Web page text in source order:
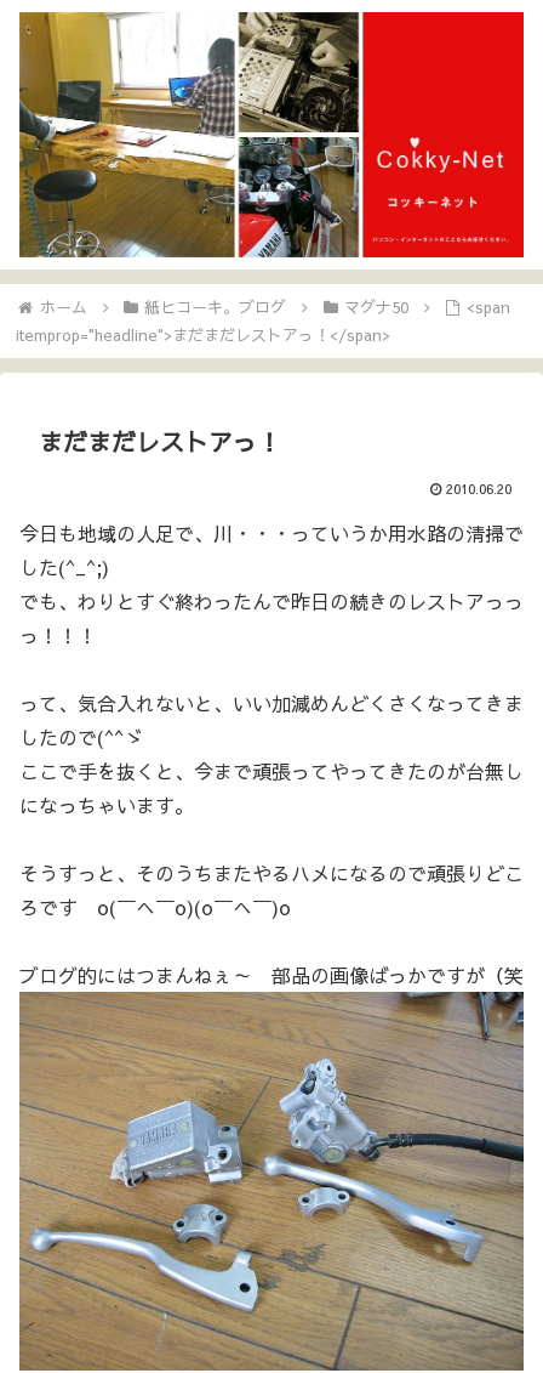
ホーム 紙ヒコーキ。ブログ マグナ50
<span
itemprop="headline">まだまだレストアっ！</span>
まだまだレストアっ！
2010.06.20
今日も地域の人足で、川・・・っていうか用水路の清掃で
した(^_^;)
でも、わりとすぐ終わったんで昨日の続きのレストアっっ
っ！！！
って、気合入れないと、いい加減めんどくさくなってきま
したので(^^ゞ
ここで手を抜くと、今まで頑張ってやってきたのが台無し
になっちゃいます。
そうすっと、そのうちまたやるハメになるので頑張りどこ
ろです o(￣へ￣o)(o￣へ￣)o
ブログ的にはつまんねぇ～ 部品の画像ばっかですが（笑